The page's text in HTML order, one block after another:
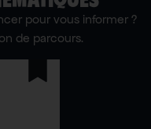
pour vous informer ?
de parcours.